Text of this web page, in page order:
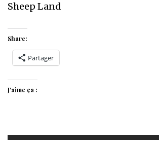
Sheep Land
Share:
Partager
J’aime ça :